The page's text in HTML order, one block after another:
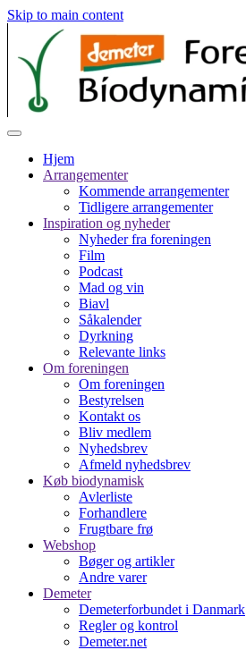
Skip to main content
Hjem
Arrangementer
Kommende arrangementer
Tidligere arrangementer
Inspiration og nyheder
Nyheder fra foreningen
Film
Podcast
Mad og vin
Biavl
Såkalender
Dyrkning
Relevante links
Om foreningen
Om foreningen
Bestyrelsen
Kontakt os
Bliv medlem
Nyhedsbrev
Afmeld nyhedsbrev
Køb biodynamisk
Avlerliste
Forhandlere
Frugtbare frø
Webshop
Bøger og artikler
Andre varer
Demeter
Demeterforbundet i Danmark
Regler og kontrol
Demeter.net